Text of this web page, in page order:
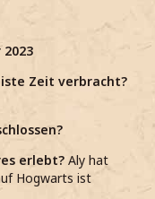
Zeit verbracht?
erlebt? Aly hat
Hogwarts ist